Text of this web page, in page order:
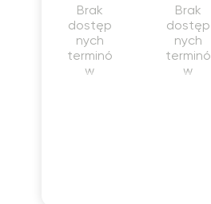
Brak
dostęp
nych
terminó
w
Brak
dostęp
nych
terminó
w